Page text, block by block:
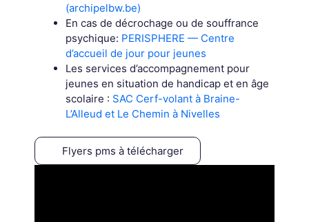
(archipelbw.be)
En cas de décrochage ou de souffrance
psychique: PERISPHERE — Centre
d’accueil de jour pour jeunes
Les services d’accompagnement pour
jeunes en situation de handicap et en âge
scolaire : SAC Cerf-volant à Braine-
L’Alleud et Le Chemin à Nivelles
Flyers pms à télécharger